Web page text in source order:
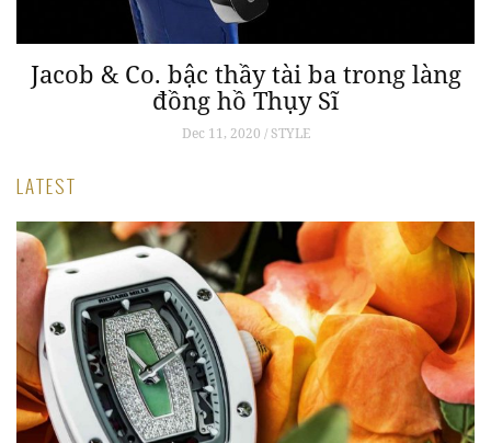
Jacob & Co. bậc thầy tài ba trong làng
đồng hồ Thụy Sĩ
Dec 11, 2020 / STYLE
LATEST